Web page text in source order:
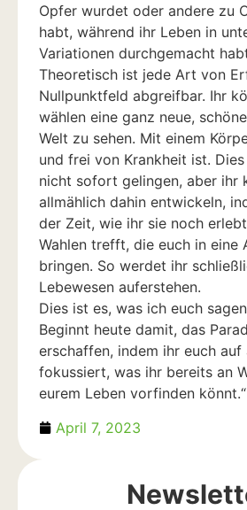
Opfer wurdet oder andere zu
habt, während ihr Leben in
Variationen durchgemacht
Theoretisch ist jede Art von
Nullpunktfeld abgreifbar. Ihr
wählen eine ganz neue,
Welt zu sehen. Mit einem
und frei von Krankheit ist.
nicht sofort gelingen, aber ihr
allmählich dahin entwickeln,
der Zeit, wie ihr sie noch
Wahlen trefft, die euch in eine
bringen. So werdet ihr
Lebewesen auferstehen.
Dies ist es, was ich euch
Beginnt heute damit, das
erschaffen, indem ihr euch auf
fokussiert, was ihr bereits an
eurem Leben vorfinden könnt.“
April 7, 2023